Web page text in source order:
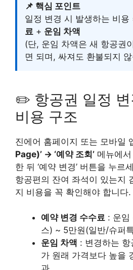
📌 핵심 포인트
일정 변경 시 발생하는 비용
료 + 운임 차액
(단, 운임 차액은 새 항공권
면 되며, 싸져도 환불되지
✏️ 항공권 일정 변
비용 구조
진에어 홈페이지 또는 모바일
Page)’ → ‘예약 조회’ 메뉴에
한 뒤 ‘예약 변경’ 버튼을 누르
항공편의 잔여 좌석이 있는지
지 비용을 꼭 확인해야 합니다.
예약 변경 수수료 : 운임
스) ~ 5만원(일반/슈퍼
운임 차액 : 변경하는
가 원래 가격보다 높을
과